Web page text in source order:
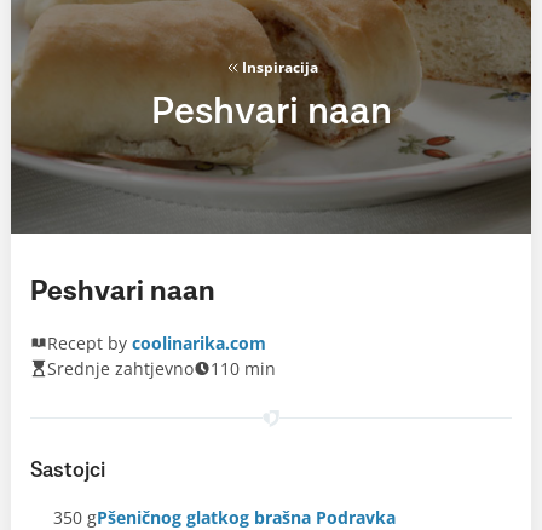
Inspiracija
Peshvari naan
Peshvari naan
Recept by coolinarika.com
Srednje zahtjevno
110 min
Sastojci
350 gPšeničnog glatkog brašna Podravka